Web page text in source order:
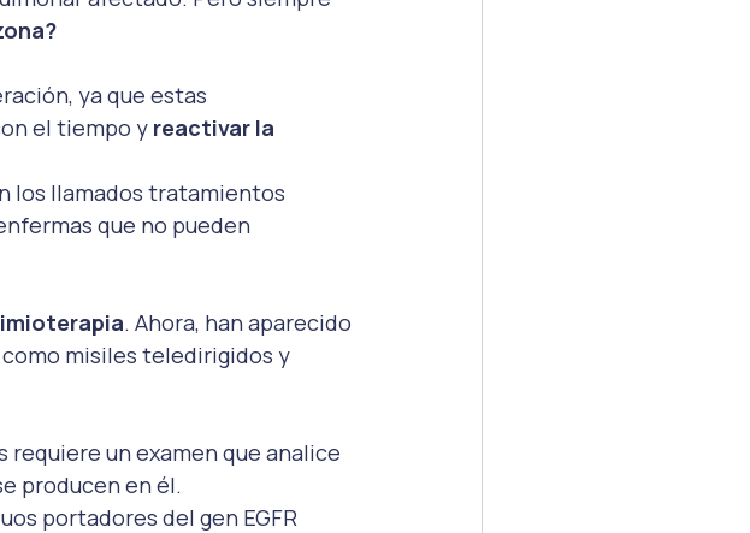
ya que estas
el tiempo y reactivar la
los llamados tratamientos
que no pueden
. Ahora, han aparecido
misiles teledirigidos y
requiere un examen que analice
producen en él.
portadores del gen EGFR